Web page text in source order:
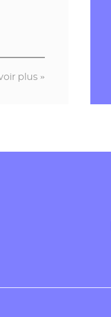
plus »